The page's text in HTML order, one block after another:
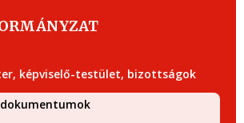
képviselő-testület, bizottságok